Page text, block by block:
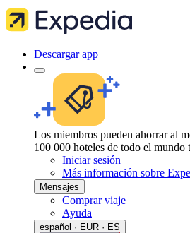
Descargar app
Los miembros pueden ahorrar al
100 000 hoteles de todo el mundo
Iniciar sesión
Más información sobre
Mensajes
Comprar viaje
Ayuda
español · EUR · ES